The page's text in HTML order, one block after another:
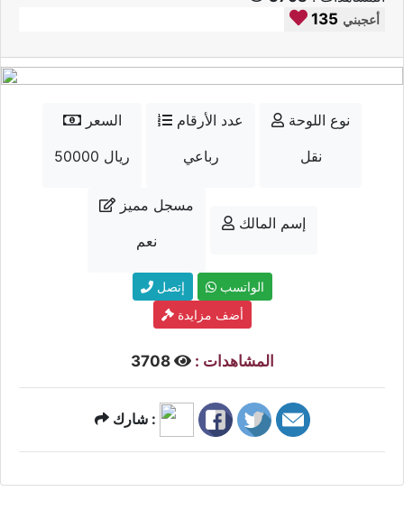
135 أعجبني
السعر
50000 ريال
عدد الأرقام
رباعي
نوع اللوحة
نقل
مسجل مميز
نعم
إسم المالك
إتصل
الواتسب
أضف مزايدة
المشاهدات : 3708
شارك :